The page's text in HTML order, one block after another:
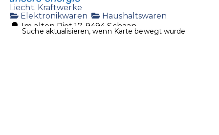
Liecht. Kraftwerke
Elektronikwaren
Haushaltswaren
Im alten Riet 17, 9494 Schaan
Suche aktualisieren, wenn Karte bewegt wurde